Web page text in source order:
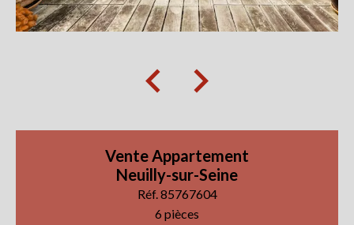
Vente Appartement
Neuilly-sur-Seine
Réf. 85767604
6 pièces